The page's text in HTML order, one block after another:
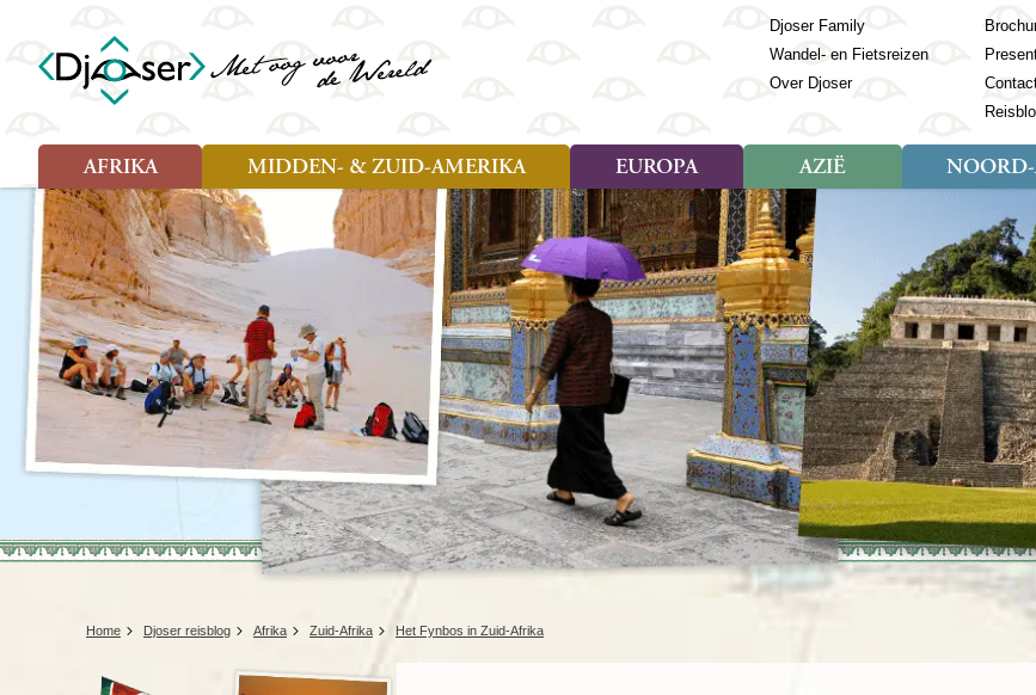
Djoser Family
Wandel- en Fietsreizen
Over Djoser
AFRIKA
Soort reizen
Rondreis (26)
Familiereis (10)
Fietsreis (2)
Wandelreis (1)
Cultuur (3)
Natuur (6)
Nieuwe reizen
Voodoo in Benin en Togo, 16
Landen
Angola
Ghana
Kaapverdië
Kenia
Madagaskar
Malawi
Mauritius
Mozambique
Namibië
Oeganda
Sao Tomé en Principe
Swaziland
Tanzania
Togo
Zambia
Zanzibar
Zimbabwe
Zuid-Afrika
MIDDEN- & ZUID-AMERIKA
Soort reizen
Rondreis (25)
Familiereis (11)
Fietsreis (1)
Cultuur (9)
Natuur (13)
Landen
Amazone
Argentinië
Belize
Bolivia
Brazilië
Chili
Colombia
Costa Rica
Cuba
Ecuador
El Salvador
(Frans) Guyana
Galapagos
Guatemala
Honduras
Mexico
Nicaragua
Paaseiland
Paraguay
Peru
Suriname
EUROPA
Soort reizen
Rondreis (28)
Familiereis (11)
Fietsreis (8)
Wandelreis (23)
Cultuur (12)
Natuur (3)
Armenië
Azerbeidzjan
Azoren
Balkan
Baltische Staten
Bosnië en Herzegovina
Bulgarije
Engeland
Finland
Frankrijk
AZIË
Soort reizen
Rondreis (57)
Familiereis (22)
Fietsreis (3)
Cultuur (28)
Natuur (16)
Nieuwe reizen
Rondreis China & Tibet, 42
dagen
Rondreis Sulawesi &
Molukken, 22 dagen
India
Laos
Rondreis (7)
Familiereis (2)
Natuur (5)
Home Djoser reisblog Afrika Zuid-Afrika Het Fynbos in Zuid-Afrika